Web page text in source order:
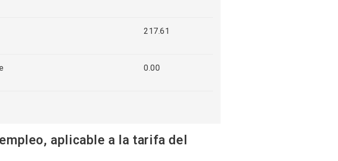
217.61
0.00
aplicable a la tarifa del